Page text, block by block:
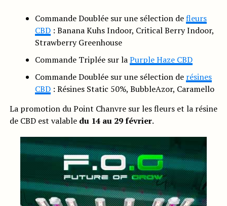
Commande Doublée sur une sélection defleurs
CBD: Banana Kuhs Indoor, Critical Berry Indoor,
Strawberry Greenhouse
Commande Triplée sur laPurple Haze CBD
Commande Doublée sur une sélection de résines
CBD: Résines Static 50%, BubbleAzor, Caramello
La promotion du Point Chanvre sur les fleurs et la résine
de CBD est valable du 14 au 29 février.